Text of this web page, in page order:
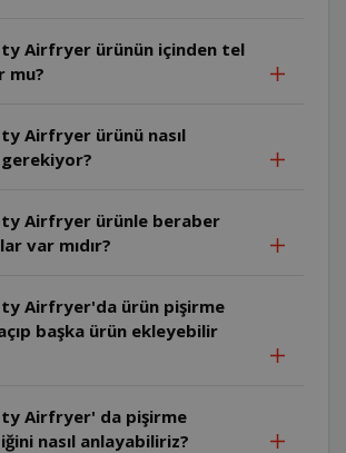
Airfryer ürünün içinden tel
mu?
Airfryer ürünü nasıl
gerekiyor?
Airfryer ürünle beraber
var mıdır?
Airfryer'da ürün pişirme
başka ürün ekleyebilir
Airfryer' da pişirme
nasıl anlayabiliriz?